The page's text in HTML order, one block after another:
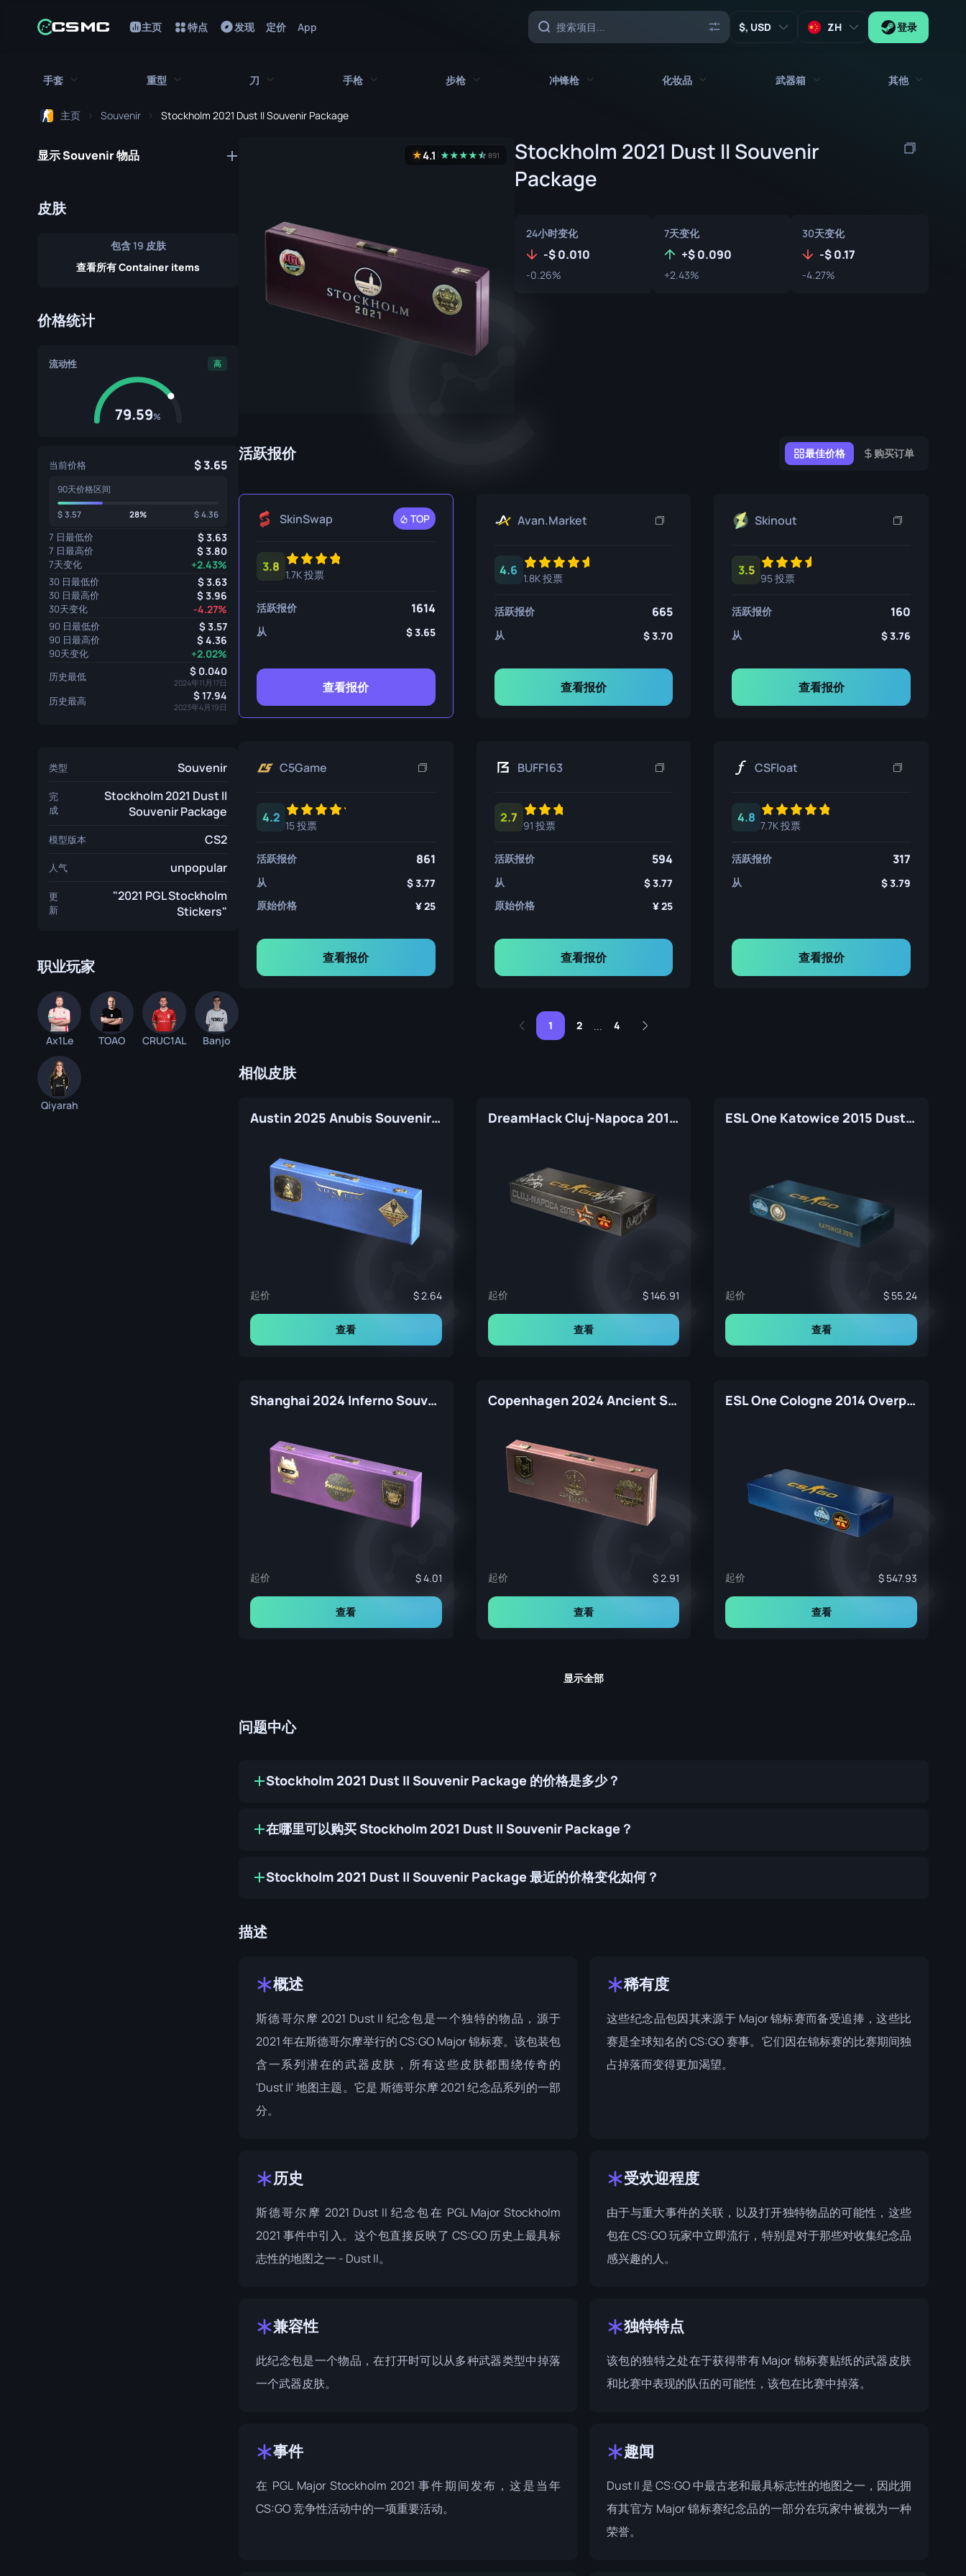
主页 特点 发现 定价 App , USD ZH 登录
手套
猎犬手套
运动手套
重型 刀
蝴蝶刀
经典刀
弯刀
翻转刀
M9 刺刀
影子匕首
熊刀
手枪
CZ75 自动
Five-SeveN
Glock-18
P2000
P250
步枪
AK-47
G3SG1
加利尔 AR
M4A1-S
冲锋枪
MAC-10
MP5-SD
MP9
化妆品
贴纸
音乐包
补丁
武器箱
箱子
补丁胶囊
贴纸胶囊
其他
钥匙
Zeus x27
主页 Souvenir Stockholm 2021 Dust II Souvenir Package
显示 Souvenir 物品
皮肤
包含 19 皮肤
查看所有 Container items
价格统计
流动性 高
79.59%
当前价格 3.65
90天价格区间
3.57 28% 4.36
7 日最低价 3.63
7 日最高价 3.80
7天变化 +2.43%
30 日最低价 3.63
30 日最高价 3.96
30天变化 -4.27%
90 日最低价 3.57
90 日最高价 4.36
90天变化 +2.02%
历史最低 0.040
2024年11月17日
历史最高 17.94
2023年4月19日
类型 Souvenir
完
成
Stockholm 2021 Dust II
Souvenir Package
模型版本 CS2
人气 unpopular
更
新
"2021 PGL Stockholm
Stickers"
职业玩家
Ax1Le TOAO CRUC1AL Banjo
Qiyarah
★4.1 ★★★★★
☆891
Stockholm 2021 Dust II Souvenir
Package
24小时变化
- 0.010
-0.26%
7天变化
+ 0.090
+2.43%
30天变化
- 0.17
-4.27%
活跃报价 最佳价格 购买订单
SkinSwap TOP
3.8
1.7K 投票
活跃报价 1614
从 3.65
查看报价
Avan.Market
4.6
1.8K 投票
活跃报价 665
从 3.70
查看报价
Skinout
3.5
95 投票
活跃报价 160
从 3.76
查看报价
C5Game
4.2
15 投票
活跃报价 861
从
3.77
原始价格
25
查看报价
BUFF163
2.7
91 投票
活跃报价 594
从
3.77
原始价格
25
查看报价
CSFloat
4.8
7.7K 投票
活跃报价 317
从 3.79
查看报价
1 2 ... 4
相似皮肤
Austin 2025 Anubis Souvenir Package
起价 2.64
查看
DreamHack Cluj-Napoca 2015 Overpass Souvenir Package
起价 146.91
查看
ESL One Katowice 2015 Dust II Souvenir Package
起价 55.24
查看
Shanghai 2024 Inferno Souvenir Package
起价 4.01
查看
Copenhagen 2024 Ancient Souvenir Package
起价 2.91
查看
ESL One Cologne 2014 Overpass Souvenir Package
起价 547.93
查看
显示全部
问题中心
Stockholm 2021 Dust II Souvenir Package 的价格是多少？
在哪里可以购买 Stockholm 2021 Dust II Souvenir Package？
Stockholm 2021 Dust II Souvenir Package 最近的价格变化如何？
描述
概述
斯德哥尔摩 2021 Dust II 纪念包是一个独特的物品，源于
2021 年在斯德哥尔摩举行的 CS:GO Major 锦标赛。该包装包
含一系列潜在的武器皮肤，所有这些皮肤都围绕传奇的
'Dust II' 地图主题。它是 斯德哥尔摩 2021 纪念品系列的一部
分。
稀有度
这些纪念品包因其来源于 Major 锦标赛而备受追捧，这些比
赛是全球知名的 CS:GO 赛事。它们因在锦标赛的比赛期间独
占掉落而变得更加渴望。
历史
斯德哥尔摩 2021 Dust II 纪念包在 PGL Major Stockholm
2021 事件中引入。这个包直接反映了 CS:GO 历史上最具标
志性的地图之一 - Dust II。
受欢迎程度
由于与重大事件的关联，以及打开独特物品的可能性，这些
包在 CS:GO 玩家中立即流行，特别是对于那些对收集纪念品
感兴趣的人。
兼容性
此纪念包是一个物品，在打开时可以从多种武器类型中掉落
一个武器皮肤。
独特特点
该包的独特之处在于获得带有 Major 锦标赛贴纸的武器皮肤
和比赛中表现的队伍的可能性，该包在比赛中掉落。
事件
在 PGL Major Stockholm 2021 事件期间发布，这是当年
CS:GO 竞争性活动中的一项重要活动。
趣闻
Dust II 是 CS:GO 中最古老和最具标志性的地图之一，因此拥
有其官方 Major 锦标赛纪念品的一部分在玩家中被视为一种
荣誉。